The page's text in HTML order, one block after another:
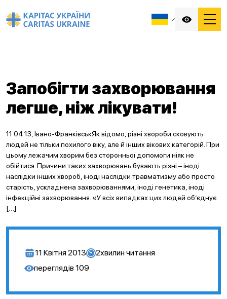
Запобігти захворювання
легше, ніж лікувати!
11.04.13, Івано-ФранківськЯк відомо, різні хвороби сковують
людей не тільки похилого віку, але й інших вікових категорій. При
цьому лежачим хворим без сторонньої допомоги ніяк не
обійтися. Причини таких захворювань бувають різні – іноді
наслідки інших хвороб, іноді наслідки травматизму або просто
старість, ускладнена захворюваннями, іноді генетика, іноді
інфекційні захворювання. «У всіх випадках цих людей об’єднує
[…]
11 Квітня 2013 2хвилин читання
переглядів 109